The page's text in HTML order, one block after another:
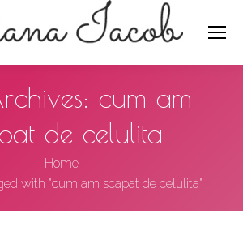
Search:
cum am
de celulita
Home
with "cum am scapat de celulita"